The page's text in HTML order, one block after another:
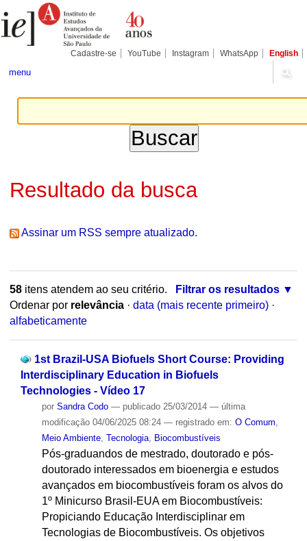
para
conteúdo.
Pessoais
Cadastre-se YouTube Instagram WhatsApp English
menu
Resultado da busca
Assinar um RSS sempre atualizado.
58itens atendem ao seu critério.
Filtrar os resultados
Ordenar por relevância · data (mais recente primeiro) ·
alfabeticamente
1st Brazil-USA Biofuels Short Course: Providing
Interdisciplinary Education in Biofuels
Technologies - Vídeo 17
por Sandra Codo — publicado25/03/2014 — última
modificação04/06/2025 08:24 — registrado em: O Comum
Meio Ambiente, Tecnologia, Biocombustíveis
Pós-graduandos de mestrado, doutorado e pós-
doutorado interessados em bioenergia e estudos
avançados em biocombustíveis foram os alvos do
1º Minicurso Brasil-EUA em Biocombustíveis:
Propiciando Educação Interdisciplinar em
Tecnologias de Biocombustíveis. Os objetivos